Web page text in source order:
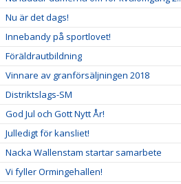
Nu är det dags!
Innebandy på sportlovet!
Föräldrautbildning
Vinnare av granförsäljningen 2018
Distriktslags-SM
God Jul och Gott Nytt År!
Julledigt för kansliet!
Nacka Wallenstam startar samarbete
Vi fyller Ormingehallen!